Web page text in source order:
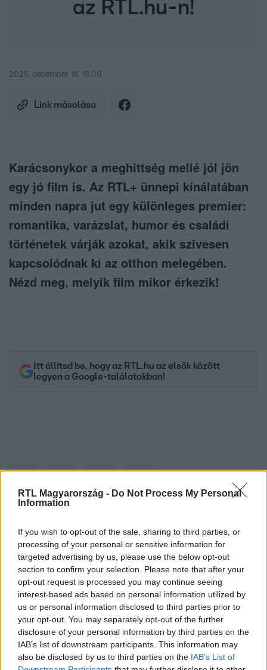
RTL Magyarország - Do Not Process My Personal
Information
If you wish to opt-out of the sale, sharing to third parties, or
processing of your personal or sensitive information for
targeted advertising by us, please use the below opt-out
section to confirm your selection. Please note that after your
opt-out request is processed you may continue seeing
interest-based ads based on personal information utilized by
us or personal information disclosed to third parties prior to
your opt-out. You may separately opt-out of the further
disclosure of your personal information by third parties on the
IAB’s list of downstream participants. This information may
also be disclosed by us to third parties on the IAB’s List of
az RTL.hu-n!
2025. december 18. 18:00
Link másolása
Karácsonykor a meghittség mellé jól jön
egy jó film is. Az RTL+ ünnepi kínálatában
minden napra jut egy különleges premier:
romantika, varázslat, humor és családi
történetek várják azokat, akik szívesen
kapcsolódnak ki az otthon melegében.
Nézd meg, melyik film mikor érkezik!
Itt állítsd be, hogy az RTL.hu az elsők között
legyen a Google-találatokban!
Kövess minket, és értesülj a friss hírekről a
Facebookon is!
Követem
#RTL+ #RTL MŰSOR #MAI MŰSOR